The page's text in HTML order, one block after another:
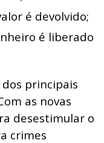
é devolvido;
é liberado
dos principais
as novas
desestimular o
crimes